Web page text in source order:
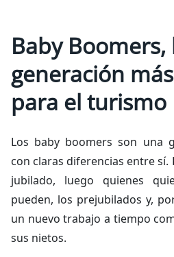
Baby Boomers,
generación
para el turismo
Los baby boomers son una
con claras diferencias entre sí.
jubilado, luego quienes
pueden, los prejubilados y,
un nuevo trabajo a tiempo
sus nietos.